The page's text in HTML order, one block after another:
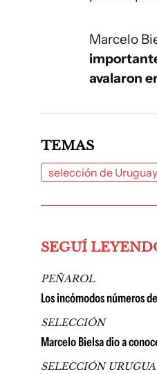
Marcelo
avalaron
TEMAS
selección de Uruguay
SEGUÍ
PEÑAROL
Los incómodos números
SELECCIÓN
Marcelo Bielsa dio a
SELECCIÓN